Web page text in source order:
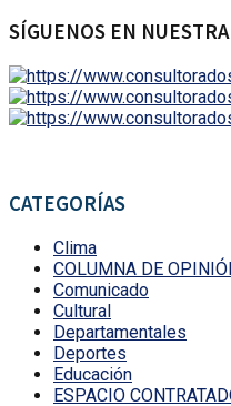
SÍGUENOS EN
CATEGORÍAS
Clima
COLUMNA DE
Comunicado
Cultural
Departamentales
Deportes
Educación
ESPACIO